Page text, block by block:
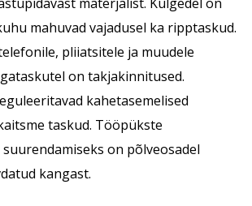
mahuvad vajadusel ka ripptaskud.
pliiatsitele ja muudele
on takjakinnitused.
kahetasemelised
taskud. Tööpükste
on põlveosadel
kangast.